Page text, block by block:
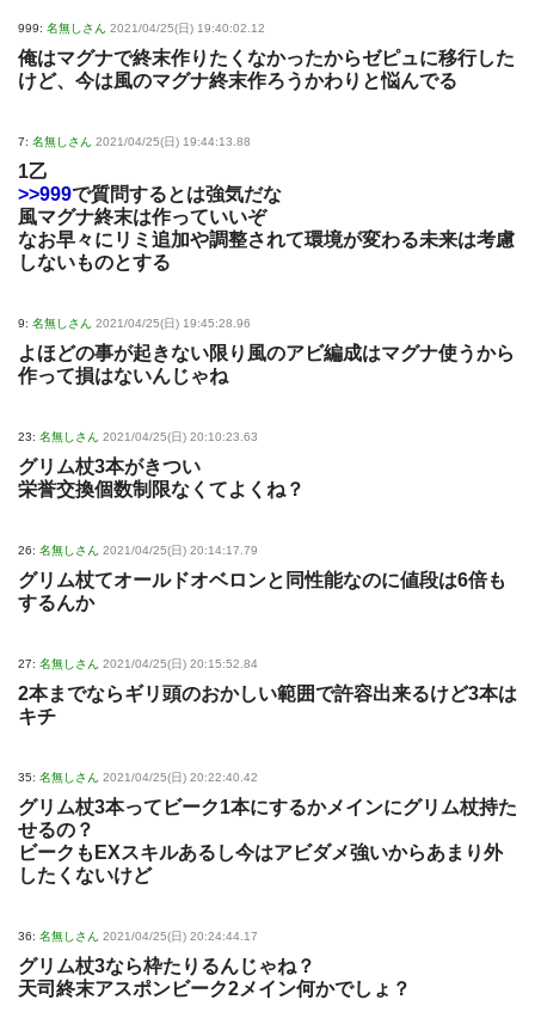
999: 名無しさん 2021/04/25(日) 19:40:02.12
俺はマグナで終末作りたくなかったからゼピュに移行した
けど、今は風のマグナ終末作ろうかわりと悩んでる
7: 名無しさん 2021/04/25(日) 19:44:13.88
1乙
>>999で質問するとは強気だな
風マグナ終末は作っていいぞ
なお早々にリミ追加や調整されて環境が変わる未来は考慮
しないものとする
9: 名無しさん 2021/04/25(日) 19:45:28.96
よほどの事が起きない限り風のアビ編成はマグナ使うから
作って損はないんじゃね
23: 名無しさん 2021/04/25(日) 20:10:23.63
グリム杖3本がきつい
栄誉交換個数制限なくてよくね？
26: 名無しさん 2021/04/25(日) 20:14:17.79
グリム杖てオールドオベロンと同性能なのに値段は6倍も
するんか
27: 名無しさん 2021/04/25(日) 20:15:52.84
2本までならギリ頭のおかしい範囲で許容出来るけど3本は
キチ
35: 名無しさん 2021/04/25(日) 20:22:40.42
グリム杖3本ってビーク1本にするかメインにグリム杖持た
せるの？
ビークもEXスキルあるし今はアビダメ強いからあまり外
したくないけど
36: 名無しさん 2021/04/25(日) 20:24:44.17
グリム杖3なら枠たりるんじゃね？
天司終末アスポンビーク2メイン何かでしょ？